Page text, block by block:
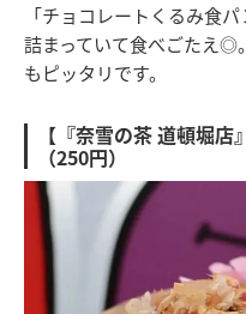
「チョコレートくるみ食
詰まっていて食べごたえ◎
もピッタリです。
【『奈雪の茶 道頓堀店
（250円）